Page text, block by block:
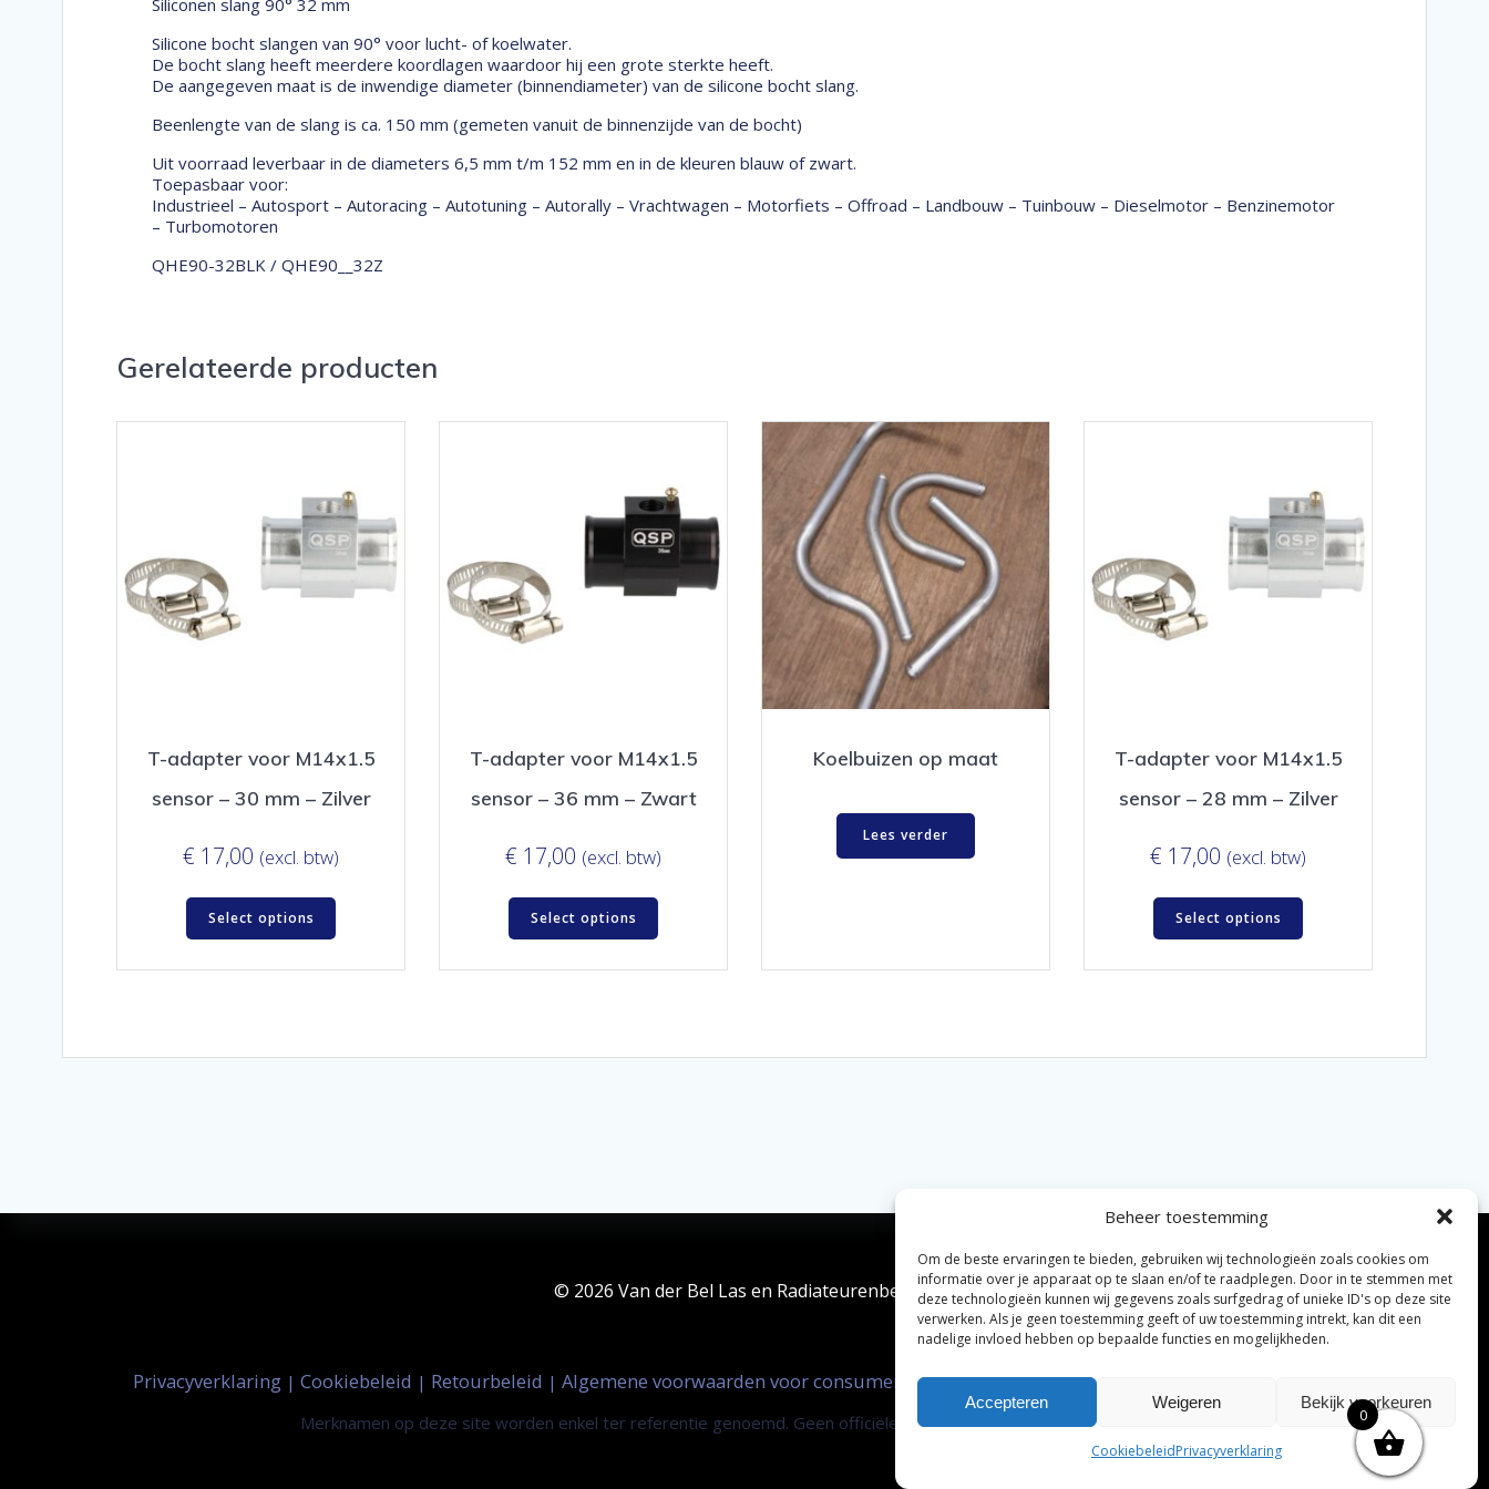
Beheer toestemming
Om de beste ervaringen te bieden, gebruiken wij technologieën zoals cookies om
informatie over je apparaat op te slaan en/of te raadplegen. Door in te stemmen met
deze technologieën kunnen wij gegevens zoals surfgedrag of unieke ID's op deze site
verwerken. Als je geen toestemming geeft of uw toestemming intrekt, kan dit een
nadelige invloed hebben op bepaalde functies en mogelijkheden.
Accepteren Weigeren Bekijk voorkeuren
CookiebeleidPrivacyverklaring
Silicone bocht slangen van 90° voor lucht- of koelwater.
De bocht slang heeft meerdere koordlagen waardoor hij een grote sterkte heeft.
De aangegeven maat is de inwendige diameter (binnendiameter) van de silicone bocht slang.
Beenlengte van de slang is ca. 150 mm (gemeten vanuit de binnenzijde van de bocht)
Uit voorraad leverbaar in de diameters 6,5 mm t/m 152 mm en in de kleuren blauw of zwart.
Toepasbaar voor:
Industrieel – Autosport – Autoracing – Autotuning – Autorally – Vrachtwagen – Motorfiets – Offroad – Landbouw – Tuinbouw – Dieselmotor – Benzinemotor
– Turbomotoren
QHE90-32BLK / QHE90__32Z
Gerelateerde producten
T-adapter voor M14x1.5
sensor – 30 mm – Zilver
€ 17,00 (excl. btw)
Select options
T-adapter voor M14x1.5
sensor – 36 mm – Zwart
€ 17,00 (excl. btw)
Select options
Koelbuizen op maat
Lees verder
T-adapter voor M14x1.5
sensor – 28 mm – Zilver
€ 17,00 (excl. btw)
Select options
© 2026 Van der Bel Las en Radiateurenbedrijf.
Privacyverklaring | Cookiebeleid | Retourbeleid | Algemene voorwaarden voor consumenten| Zakelijke algemene voorwaarden
Merknamen op deze site worden enkel ter referentie genoemd. Geen officiële samenwerking tenzij anders vermeld. 0